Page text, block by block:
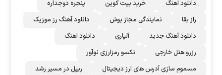
دانلود اهنگ خرید بیت کوین
پنجره دوجداره
راز بقا
نمایندگی مجاز بوش
دانلود آهنگ رز‌ موزیک
دانلود آهنگ جدید
آلپاری
دانلود اهنگ
رزرو هتل خارجی
نکسو رمزارزی نوآور
مسموم سازی آدرس های ارز دیجیتال
ریپل در مسیر رشد